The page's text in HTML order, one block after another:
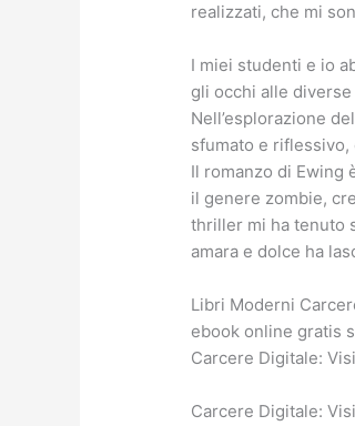
realizzati, che mi
I miei studenti e io
gli occhi alle
Nell’esplorazione
sfumato e
Il romanzo di Ewing
il genere zombie,
thriller mi ha tenuto
amara e dolce ha
Libri Moderni
ebook online gratis
Carcere Digitale:
Carcere Digitale: